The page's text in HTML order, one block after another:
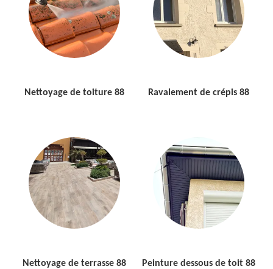
Nettoyage de toiture 88 Ravalement de crépis 88
Nettoyage de terrasse 88 Peinture dessous de toit 88